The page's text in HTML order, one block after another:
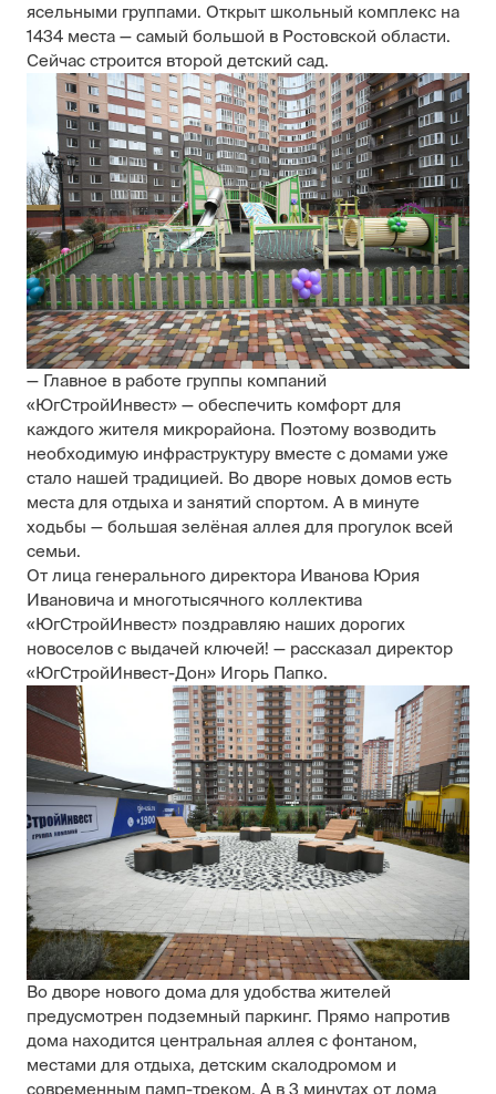
ясельными группами. Открыт школьный комплекс на
1434 места — самый большой в Ростовской области.
Сейчас строится второй детский сад.
— Главное в работе группы компаний
«ЮгСтройИнвест» — обеспечить комфорт для
каждого жителя микрорайона. Поэтому возводить
необходимую инфраструктуру вместе с домами уже
стало нашей традицией. Во дворе новых домов есть
места для отдыха и занятий спортом. А в минуте
ходьбы — большая зелёная аллея для прогулок всей
семьи.
От лица генерального директора Иванова Юрия
Ивановича и многотысячного коллектива
«ЮгСтройИнвест» поздравляю наших дорогих
новоселов с выдачей ключей! — рассказал директор
«ЮгСтройИнвест-Дон» Игорь Папко.
Во дворе нового дома для удобства жителей
предусмотрен подземный паркинг. Прямо напротив
дома находится центральная аллея с фонтаном,
местами для отдыха, детским скалодромом и
современным памп-треком. А в 3 минутах от дома